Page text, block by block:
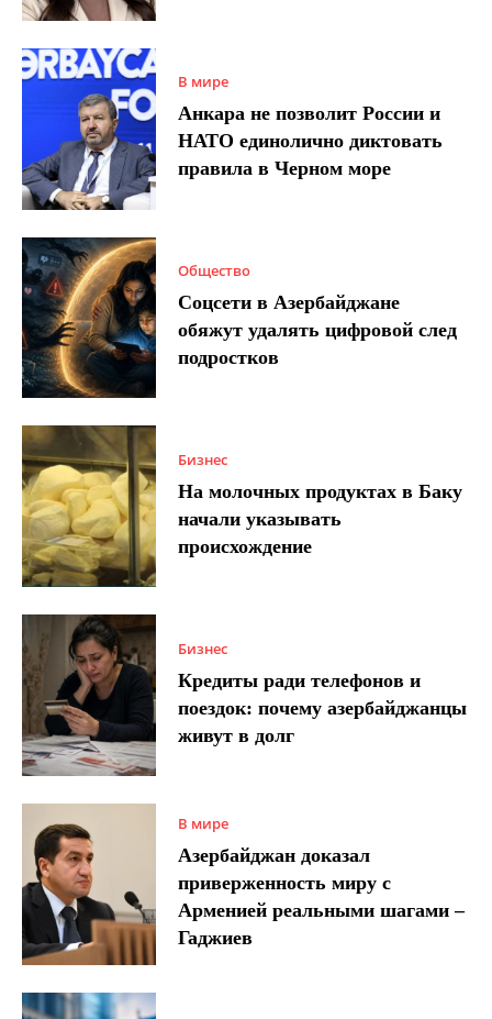
В мире
Анкара не позволит России и
НАТО единолично диктовать
правила в Черном море
Общество
Соцсети в Азербайджане
обяжут удалять цифровой след
подростков
Бизнес
На молочных продуктах в Баку
начали указывать
происхождение
Бизнес
Кредиты ради телефонов и
поездок: почему азербайджанцы
живут в долг
В мире
Азербайджан доказал
приверженность миру с
Арменией реальными шагами –
Гаджиев